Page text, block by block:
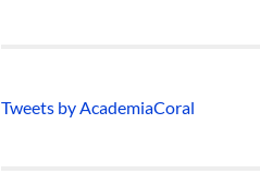
Tweets by AcademiaCoral